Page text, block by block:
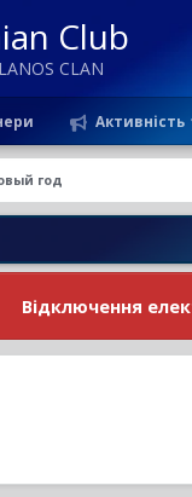
Club
CLAN
Активність
год
Відключення